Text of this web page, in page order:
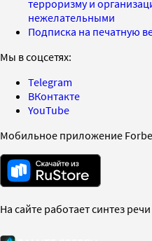
терроризму и
нежелательными
Подписка на печатную
Мы в соцсетях:
Telegram
ВКонтакте
YouTube
Мобильное приложение
На сайте работает синтез речи